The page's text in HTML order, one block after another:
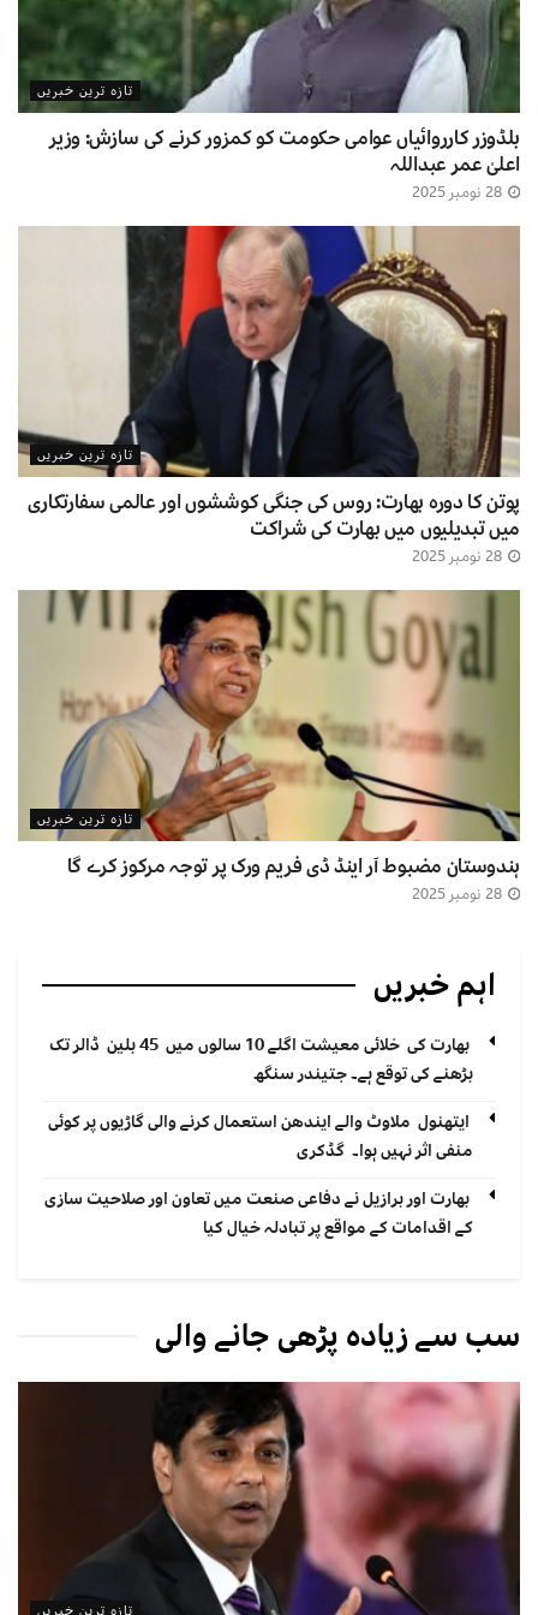
تازہ ترین خبریں
بلڈوزر کارروائیاں عوامی حکومت کو کمزور کرنے کی سازش: وزیر
اعلیٰ عمر عبداللہ
تازہ ترین خبریں
پوتن کا دورہ بھارت: روس کی جنگی کوششوں اور عالمی سفارتکاری
میں تبدیلیوں میں بھارت کی شراکت
تازہ ترین خبریں
ہندوستان مضبوط آر اینڈ ڈی فریم ورک پر توجہ مرکوز کرے گا
اہم خبریں
بھارت کی خلائی معیشت اگلے 10 سالوں میں 45 بلین ڈالر تک
بڑھنے کی توقع ہے۔ جتیندر سنگھ
ایتھنول ملاوٹ والے ایندھن استعمال کرنے والی گاڑیوں پر کوئی
منفی اثر نہیں ہوا۔ گڈکری
بھارت اور برازیل نے دفاعی صنعت میں تعاون اور صلاحیت سازی
کے اقدامات کے مواقع پر تبادلہ خیال کیا
سب سے زیادہ پڑھی جانے والی
تازہ ترین خبریں